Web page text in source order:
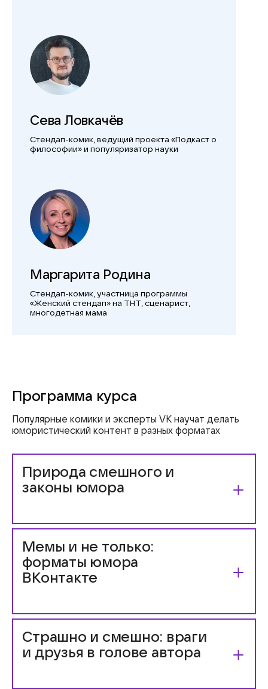
Сева Ловкачёв
Стендап-комик, ведущий проекта «Подкаст о
философии»и популяризатор науки
Маргарита Родина
Стендап-комик, участница программы
«Женский стендап» на ТНТ, сценарист,
многодетная мама
Программа курса
Популярные комики и эксперты VK научат делать
юмористический контент в разных форматах
Природа смешного и
законы юмора
Вы узнаете, почему человек смеётсяи как его
рассмешить
Мемы и не только:
форматы юмора
ВКонтакте
Подробно рассмотрим, как устроены мемы,
отдельно разберём комедийные скетчи и
разговорные видео, научимся писать шутки и
сценарии для клипов
Страшно и смешно: враги
и друзья в голове автора